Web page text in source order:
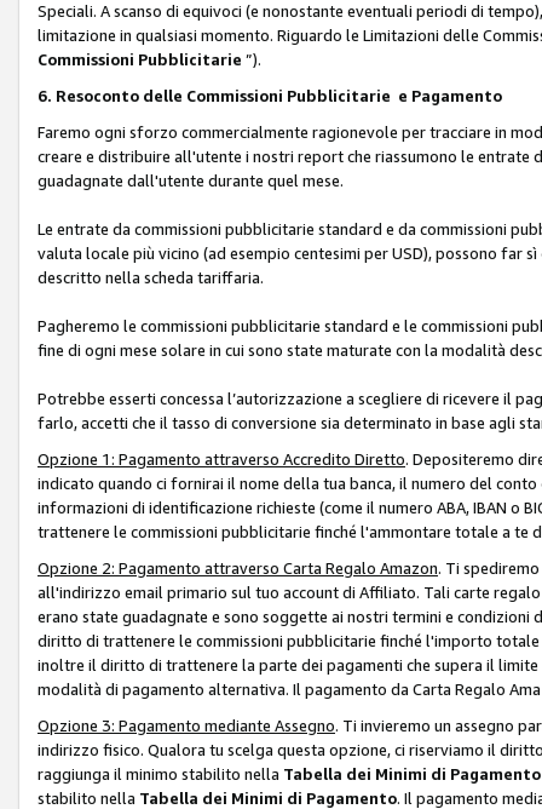
Speciali. A scanso di equivoci (e nonostante eventuali periodi di
limitazione in qualsiasi momento. Riguardo le Limitazioni delle
Commissioni Pubblicitarie ”).
6. Resoconto delle Commissioni Pubblicitarie e Pagamento
Faremo ogni sforzo commercialmente ragionevole per tracciare in
creare e distribuire all'utente i nostri report che riassumono le
guadagnate dall'utente durante quel mese.
Le entrate da commissioni pubblicitarie standard e da commissioni
valuta locale più vicino (ad esempio centesimi per USD), possono far
descritto nella scheda tariffaria.
Pagheremo le commissioni pubblicitarie standard e le commissioni
fine di ogni mese solare in cui sono state maturate con la modalità
Potrebbe esserti concessa l’autorizzazione a scegliere di ricevere il
farlo, accetti che il tasso di conversione sia determinato in base agli
Opzione 1: Pagamento attraverso Accredito Diretto. Depositeremo
indicato quando ci fornirai il nome della tua banca, il numero del
informazioni di identificazione richieste (come il numero ABA, IBAN o
trattenere le commissioni pubblicitarie finché l'ammontare totale a
Opzione 2: Pagamento attraverso Carta Regalo Amazon. Ti
all'indirizzo email primario sul tuo account di Affiliato. Tali carte
erano state guadagnate e sono soggette ai nostri termini e
diritto di trattenere le commissioni pubblicitarie finché l'importo
inoltre il diritto di trattenere la parte dei pagamenti che supera il
modalità di pagamento alternativa. Il pagamento da Carta Regalo
Opzione 3: Pagamento mediante Assegno. Ti invieremo un assegno
indirizzo fisico. Qualora tu scelga questa opzione, ci riserviamo il
raggiunga il minimo stabilito nella Tabella dei Minimi di Pagamento
stabilito nella Tabella dei Minimi di Pagamento. Il pagamento